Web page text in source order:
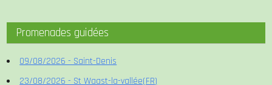
Promenades guidées
09/08/2026 - Saint-Denis
23/08/2026 - St Waast-la-vallée(FR)